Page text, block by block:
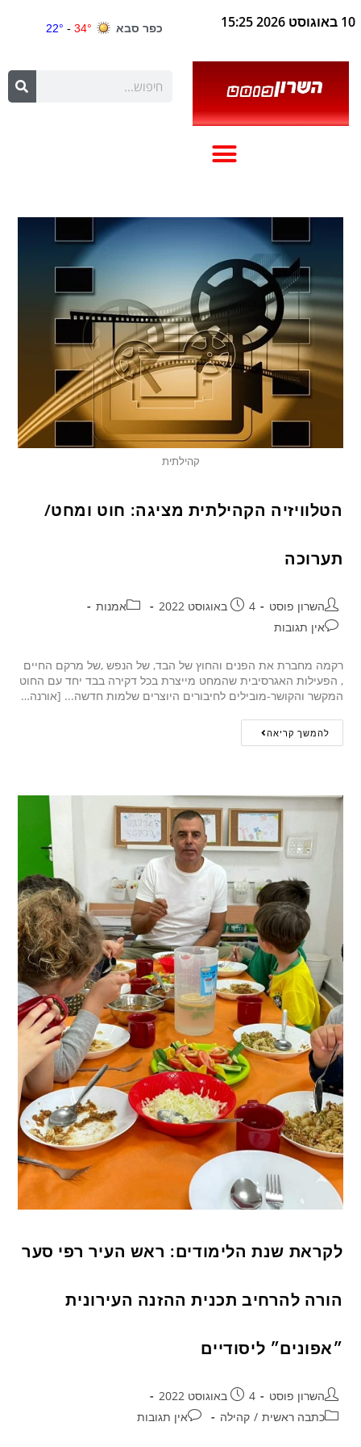
10 באוגוסט 2026 15:25
קהילתית
הטלוויזיה הקהילתית מציגה: חוט ומחט/
תערוכה
השרון פוסט 4 באוגוסט 2022
אמנות
אין תגובות
רקמה מחברת את הפנים והחוץ של הבד, של הנפש ,של מרקם החיים
, הפעילות האגרסיבית שהמחט מייצרת בכל דקירה בבד יחד עם החוט
המקשר והקושר-מובילים לחיבורים היוצרים שלמות חדשה... [אורנה…
להמשך קריאה
לקראת שנת הלימודים: ראש העיר רפי סער
הורה להרחיב תכנית ההזנה העירונית
״אפונים״ ליסודיים
השרון פוסט
4 באוגוסט 2022
כתבה ראשית / קהילה אין תגובות